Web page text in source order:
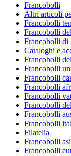
Francobolli
Altri articoli
Francobolli
Francobolli
Francobolli di
Cataloghi e
Francobolli
Francobolli
Francobolli
Francobolli
Francobolli
Francobolli
Francobolli
Francobolli
Filatelia
Francobolli
Francobolli